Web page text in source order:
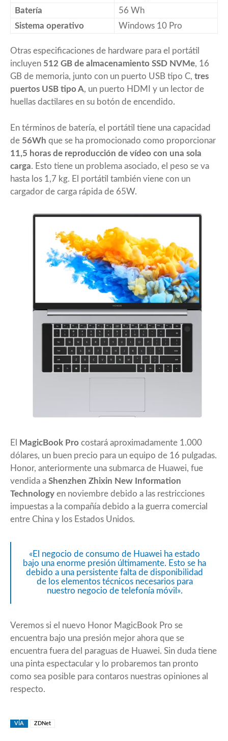
Batería
56 Wh
Sistema operativo
Windows 10 Pro
Otras especificaciones de hardware para el portátil
incluyen 512 GB de almacenamiento SSD NVMe, 16
GB de memoria, junto con un puerto USB tipo C, tres
puertos USB tipo A, un puerto HDMI y un lector de
huellas dactilares en su botón de encendido.
En términos de batería, el portátil tiene una capacidad
de 56Wh que se ha promocionado como proporcionar
11,5 horas de reproducción de vídeo con una sola
carga. Esto tiene un problema asociado, el peso se va
hasta los 1,7 kg. El portátil también viene con un
cargador de carga rápida de 65W.
El MagicBook Pro costará aproximadamente 1.000
dólares, un buen precio para un equipo de 16 pulgadas.
Honor, anteriormente una submarca de Huawei, fue
vendida a Shenzhen Zhixin New Information
Technology en noviembre debido a las restricciones
impuestas a la compañía debido a la guerra comercial
entre China y los Estados Unidos.
«El negocio de consumo de Huawei ha estado
bajo una enorme presión últimamente. Esto se ha
debido a una persistente falta de disponibilidad
de los elementos técnicos necesarios para
nuestro negocio de telefonía móvil».
Veremos si el nuevo Honor MagicBook Pro se
encuentra bajo una presión mejor ahora que se
encuentra fuera del paraguas de Huawei. Sin duda tiene
una pinta espectacular y lo probaremos tan pronto
como sea posible para contaros nuestras opiniones al
respecto.
VÍA ZDNet